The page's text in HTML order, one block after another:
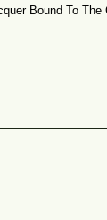
Bound To